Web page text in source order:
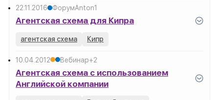
22.11.2016 ФорумAnton1
Агентская схема для Кипра
агентская схема Кипр
10.04.2012 Вебинар+2
Агентская схема с использованием
Английской компании